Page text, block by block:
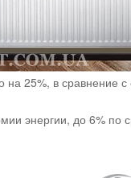
25%, в сравнение
энергии, до 6% по